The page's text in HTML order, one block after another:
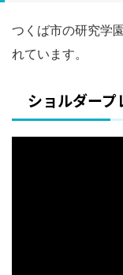
つくば市の研究学
れています。
ショルダープ